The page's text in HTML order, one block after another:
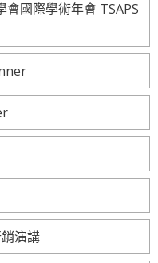
國際學術年會 TSAPS
演講